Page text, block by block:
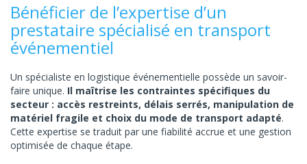
Bénéficier de l’expertise d’un
prestataire spécialisé en transport
événementiel
Un spécialiste en logistique événementielle possède un savoir-
faire unique. Il maîtrise les contraintes spécifiques du
secteur : accès restreints, délais serrés, manipulation de
matériel fragile et choix du mode de transport adapté.
Cette expertise se traduit par une fiabilité accrue et une gestion
optimisée de chaque étape.